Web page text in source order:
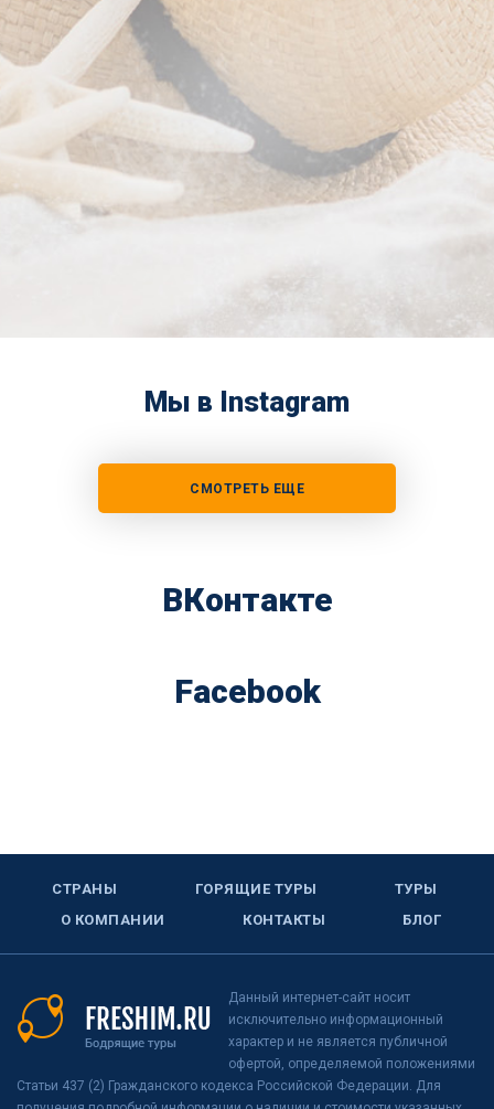
Мы в Instagram
СМОТРЕТЬ ЕЩЕ
ВКонтакте
Facebook
СТРАНЫ ГОРЯЩИЕ ТУРЫ
ТУРЫ
О КОМПАНИИ
КОНТАКТЫ БЛОГ
Данный интернет-сайт носит
исключительно информационный
характер и не является публичной
офертой, определяемой положениями
Статьи 437 (2) Гражданского кодекса Российской Федерации. Для